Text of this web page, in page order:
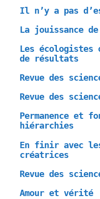
Il n’y a pas
La jouissance
Les écologistes
de résultats
Revue des
Revue des
Permanence et
hiérarchies
En finir avec
créatrices
Revue des
Amour et vérité